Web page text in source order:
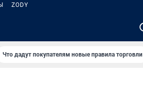
ZODY
Что дадут покупателям новые правила торговли